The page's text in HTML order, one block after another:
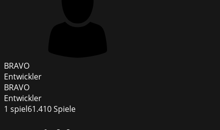
BRAVO
Entwickler
BRAVO
Entwickler
1 spiel61.410Spiele